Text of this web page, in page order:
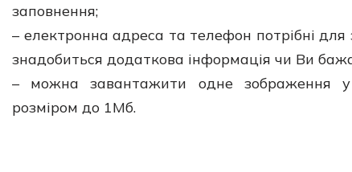
заповнення;
– електронна адреса та телефон потрібні для
знадобиться додаткова інформація чи Ви
– можна завантажити одне зображення
розміром до 1Мб.